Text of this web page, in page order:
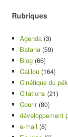
Rubriques
Agenda (3)
Batana (59)
Blog (66)
Caillou (164)
Cinétique du
Citations (21)
Courir(80)
développement
e-mail (8)